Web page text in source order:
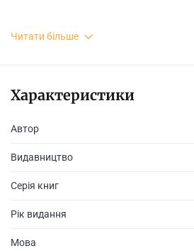
Вілкі Коллінз (1824—1889) —
персонажі, захопливий опис почуттів
старовинної Англії.
Рівень складності – Intermediate
Читати більше
Характеристики
Автор
Видавництво
Серія книг
Рік видання
Мова